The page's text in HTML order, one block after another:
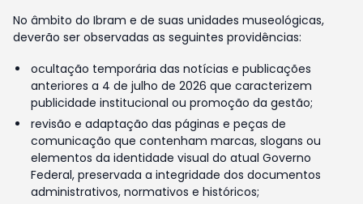
No âmbito do Ibram e de suas unidades museológicas,
deverão ser observadas as seguintes providências:
ocultação temporária das notícias e publicações
anteriores a 4 de julho de 2026 que caracterizem
publicidade institucional ou promoção da gestão;
revisão e adaptação das páginas e peças de
comunicação que contenham marcas, slogans ou
elementos da identidade visual do atual Governo
Federal, preservada a integridade dos documentos
administrativos, normativos e históricos;